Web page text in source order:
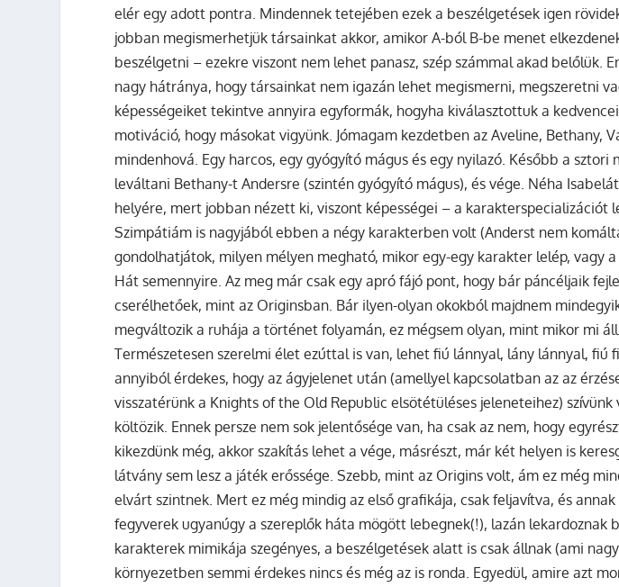
elér egy adott pontra. Mindennek tetejében ezek a beszélgetések igen
jobban megismerhetjük társainkat akkor, amikor A-ból B-be menet
beszélgetni – ezekre viszont nem lehet panasz, szép számmal akad belőlük.
nagy hátránya, hogy társainkat nem igazán lehet megismerni, megszeretni
képességeiket tekintve annyira egyformák, hogyha kiválasztottuk a
motiváció, hogy másokat vigyünk. Jómagam kezdetben az Aveline, Bethany,
mindenhová. Egy harcos, egy gyógyító mágus és egy nyilazó. Később a
leváltani Bethany-t Andersre (szintén gyógyító mágus), és vége. Néha
helyére, mert jobban nézett ki, viszont képességei – a karakterspecializációt
Szimpátiám is nagyjából ebben a négy karakterben volt (Anderst nem
gondolhatjátok, milyen mélyen megható, mikor egy-egy karakter lelép, vagy
Hát semennyire. Az meg már csak egy apró fájó pont, hogy bár páncéljaik
cserélhetőek, mint az Originsban. Bár ilyen-olyan okokból majdnem
megváltozik a ruhája a történet folyamán, ez mégsem olyan, mint mikor mi
Természetesen szerelmi élet ezúttal is van, lehet fiú lánnyal, lány lánnyal, fiú
annyiból érdekes, hogy az ágyjelenet után (amellyel kapcsolatban az az
visszatérünk a Knights of the Old Republic elsötétüléses jeleneteihez) szívünk
költözik. Ennek persze nem sok jelentősége van, ha csak az nem, hogy
kikezdünk még, akkor szakítás lehet a vége, másrészt, már két helyen is
látvány sem lesz a játék erőssége. Szebb, mint az Origins volt, ám ez még
elvárt szintnek. Mert ez még mindig az első grafikája, csak feljavítva, és
fegyverek ugyanúgy a szereplők háta mögött lebegnek(!), lazán lekardoznak
karakterek mimikája szegényes, a beszélgetések alatt is csak állnak (ami
környezetben semmi érdekes nincs és még az is ronda. Egyedül, amire azt